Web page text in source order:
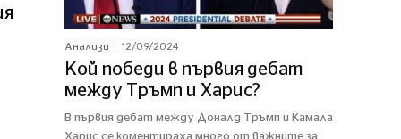
Анализи 12/09/2024
Кой победи в първия дебат
между Тръмп и Харис?
В първия дебат между Доналд Тръмп и Камала